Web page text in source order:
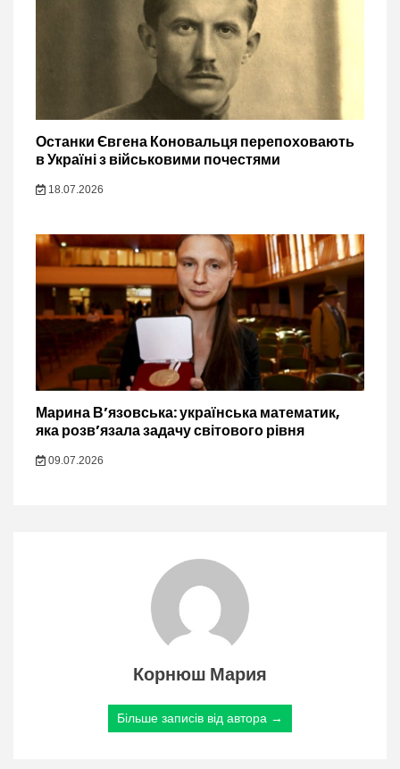
Останки Євгена Коновальця перепоховають
в Україні з військовими почестями
18.07.2026
Марина В’язовська: українська математик,
яка розв’язала задачу світового рівня
09.07.2026
Корнюш Мария
Більше записів від автора →